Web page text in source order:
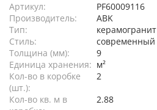
Артикул:
PF60009116
Производитель:
ABK
Тип:
керамогранит
Стиль:
современный
Толщина (мм):
9
Единица хранения: м²
Кол-во в коробке
(шт.):
2
Кол-во кв. м в
2.88